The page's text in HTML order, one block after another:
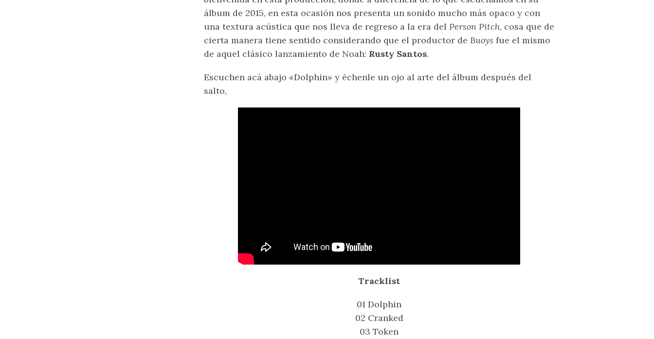
álbum de 2015, en esta ocasión nos presenta un sonido mucho más opaco y con
una textura acústica que nos lleva de regreso a la era del Person Pitch, cosa que de
cierta manera tiene sentido considerando que el productor de Buoys fue el mismo
de aquel clásico lanzamiento de Noah: Rusty Santos.
Escuchen acá abajo «Dolphin» y échenle un ojo al arte del álbum después del
salto,
Tracklist
01 Dolphin
02 Cranked
03 Token